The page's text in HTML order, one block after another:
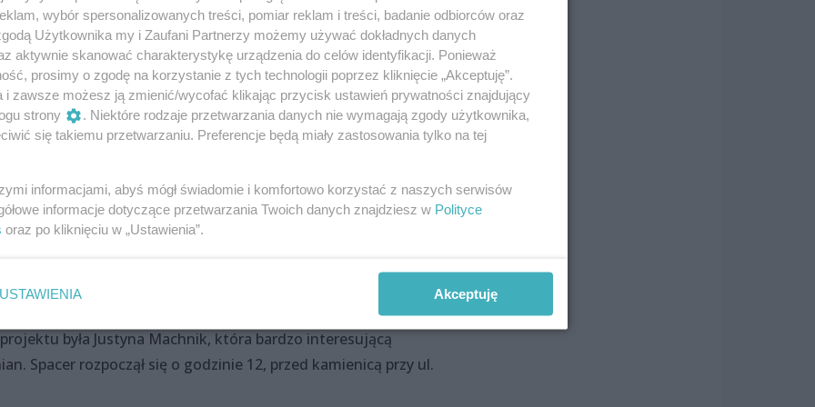
szlak turystyczny „Niezwykli
W ramach tego projektu zorganizowany
można było dowiedzieć się naprawdę
mieszkańcach Szczecina.
wybranych zostało trzynaście budynków z XIX i XX
był Andrzej Zieliński „Łona”. Raper i prawnik zabrał
że jednym z impulsów do stworzenia takiego projektu była
przed wojną i po jej zakończeniu. Przewodniczką, podczas
była Justyna Machnik, która bardzo interesującą
Spacer rozpoczął się o godzinie 12, przed kamienicą przy ul.
wybór spersonalizowanych treści, pomiar reklam i treści, badanie odbiorców oraz
Użytkownika my i Zaufani Partnerzy możemy używać dokładnych danych
aktywnie skanować charakterystykę urządzenia do celów identyfikacji. Ponieważ
prosimy o zgodę na korzystanie z tych technologii poprzez kliknięcie „Akceptuję”.
i zawsze możesz ją zmienić/wycofać klikając przycisk ustawień prywatności znajdujący
strony
. Niektóre rodzaje przetwarzania danych nie wymagają zgody użytkownika,
się takiemu przetwarzaniu. Preferencje będą miały zastosowania tylko na tej
informacjami, abyś mógł świadomie i komfortowo korzystać z naszych serwisów
informacje dotyczące przetwarzania Twoich danych znajdziesz w Polityce
oraz po kliknięciu w „Ustawienia”.
USTAWIENIA Akceptuję